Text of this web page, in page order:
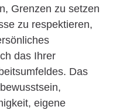
Grenzen zu setzen
zu respektieren,
das Ihrer
Das
eigene